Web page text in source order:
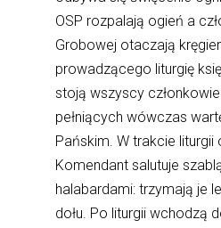
OSP rozpalają ogień a
Grobowej otaczają
prowadzącego liturgię
stoją wszyscy
pełniących wówczas
Pańskim. W trakcie liturgii
Komendant salutuje
halabardami: trzymają je
dołu. Po liturgii wchodzą